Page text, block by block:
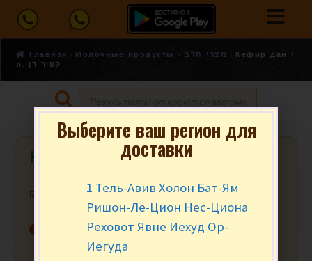
Главная Молочные продукты - מצרי חלב
Кефир дан 1
л. קפיר דן
Кефир дан 1 л. קפיר דן
₪ 16.90 за шт.
Нет в наличии
Выберите ваш регион для
доставки
1 Тель-Авив Холон Бат-Ям
Ришон-Ле-Цион Нес-Циона
Реховот Явне Иехуд Ор-
Иегуда